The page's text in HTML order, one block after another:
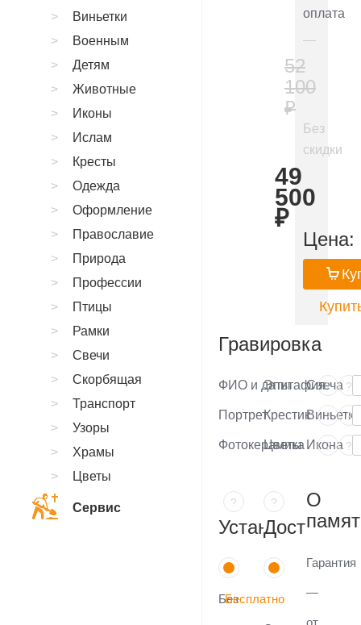
оплата
52
100
₽
Без
скидки
49
500
₽
Цена:
Гравировка
ФИО и даты ?
Портрет ?
Фотокерамика ?
Эпитафия ?
Крестик ?
Цветы ?
Свеча
Виньетка
Икона
?
Установка
Без
?
Доставка
Бесплатно
О
Гарантия
—
от
Виньетки
Военным
Детям
Животные
Иконы
Ислам
Кресты
Одежда
Оформление
Православие
Природа
Профессии
Птицы
Рамки
Свечи
Скорбящая
Транспорт
Узоры
Храмы
Цветы
Сервис